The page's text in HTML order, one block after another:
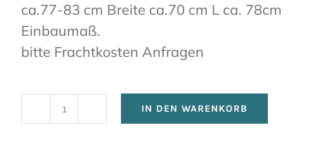
ca.77-83 cm Breite ca.70 cm L ca. 78cm
Einbaumaß.
bitte Frachtkosten Anfragen
Granit
IN DEN WARENKORB